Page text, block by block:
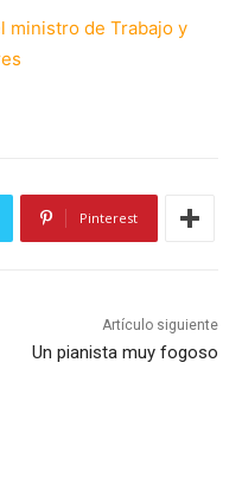
ministro de Trabajo y
Pinterest
Artículo siguiente
Un pianista muy fogoso